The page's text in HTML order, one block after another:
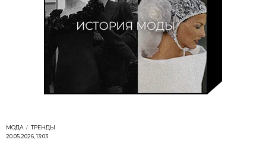
МОДА
ТРЕНДЫ
20.05.2026, 13:03